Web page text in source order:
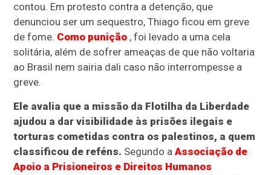
contou. Em protesto contra a detenção, que
denunciou ser um sequestro, Thiago ficou em greve
de fome. Como punição , foi levado a uma cela
solitária, além de sofrer ameaças de que não voltaria
ao Brasil nem sairia dali caso não interrompesse a
greve.
Ele avalia que a missão da Flotilha da Liberdade
ajudou a dar visibilidade às prisões ilegais e
torturas cometidas contra os palestinos, a quem
classificou de reféns. Segundo aAssociação de
Apoio a Prisioneiros e Direitos Humanos